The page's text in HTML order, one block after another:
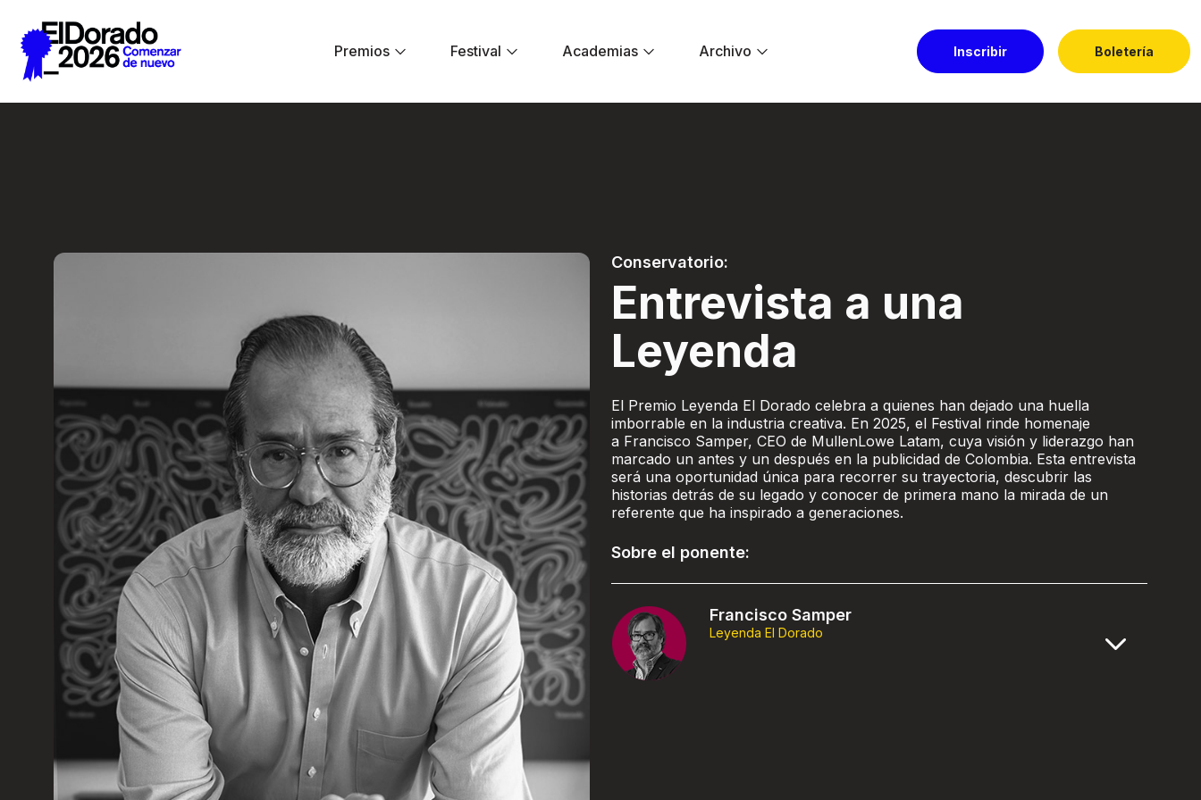
Premios
Festival Academias Archivo Inscribir Boletería
Conservatorio:
Entrevista a una
Leyenda
El Premio Leyenda El Dorado celebra a quienes han dejado una huella
imborrable en la industria creativa. En 2025, el Festival rinde homenaje
a Francisco Samper, CEO de MullenLowe Latam, cuya visión y liderazgo han
marcado un antes y un después en la publicidad de Colombia. Esta entrevista
será una oportunidad única para recorrer su trayectoria, descubrir las
historias detrás de su legado y conocer de primera mano la mirada de un
referente que ha inspirado a generaciones.
Sobre el ponente:
Francisco Samper
Leyenda El Dorado